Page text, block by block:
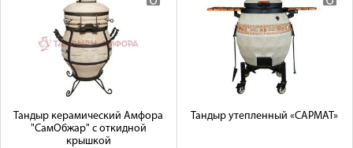
Тандыр керамический Амфора
"СамОбжар" с откидной
крышкой
Тандыр утепленный «САРМАТ»